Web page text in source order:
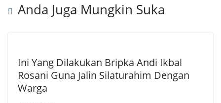
Anda Juga Mungkin Suka
Ini Yang Dilakukan Bripka Andi Ikbal
Rosani Guna Jalin Silaturahim Dengan
Warga